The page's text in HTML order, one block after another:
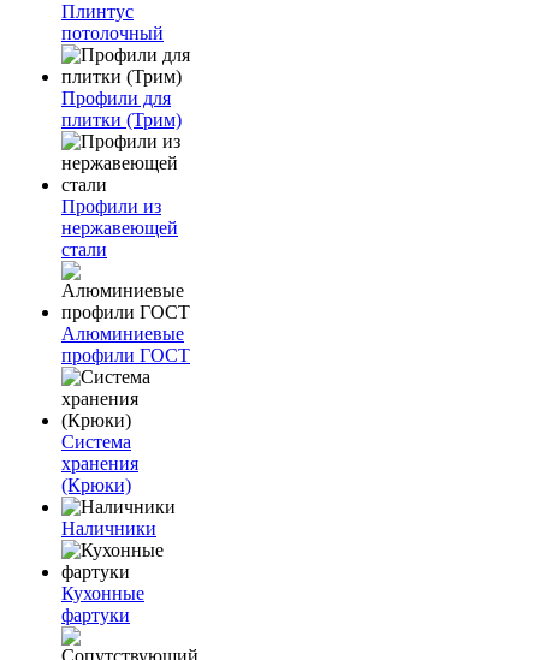
Плинтус
потолочный
Профили для
плитки (Трим)
Профили из
нержавеющей
стали
Алюминиевые
профили ГОСТ
Система
хранения
(Крюки)
Наличники
Кухонные
фартуки